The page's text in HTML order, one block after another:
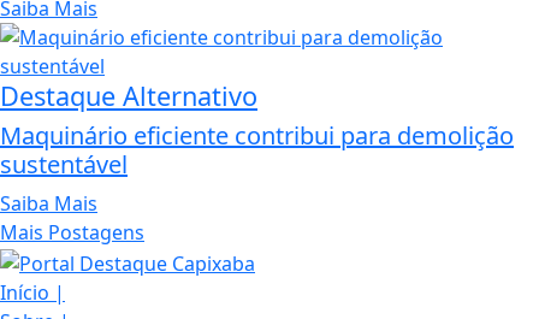
Saiba Mais
Destaque Alternativo
Maquinário eficiente contribui para demolição
sustentável
Saiba Mais
Mais Postagens
Início |